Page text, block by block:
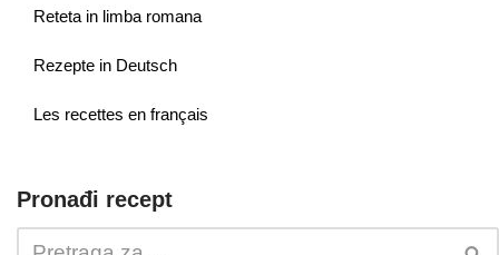
Reteta in limba romana
Rezepte in Deutsch
Les recettes en français
Pronađi recept